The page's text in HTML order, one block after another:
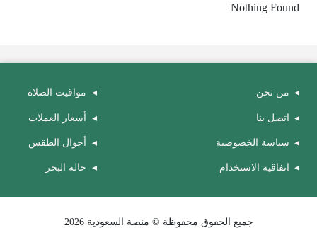
Nothing Found
من نحن
اتصل بنا
سياسة الخصوصية
اتفاقية الاستخدام
مواقيت الصلاة
أسعار العملات
أحوال الطقس
حالة البحر
جميع الحقوق محفوظة © منصة السعودية 2026